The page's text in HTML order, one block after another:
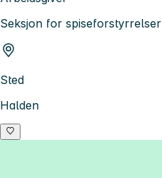
Seksjon for spiseforstyrrelser
Sted
Halden